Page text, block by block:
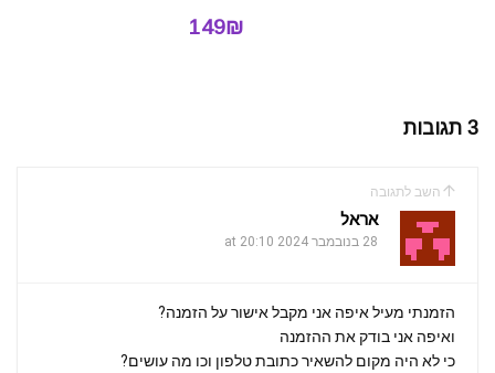
149₪
3 תגובות
השב לתגובה
אראל
28 בנובמבר 2024 at 20:10
הזמנתי מעיל איפה אני מקבל אישור על הזמנה?
ואיפה אני בודק את ההזמנה
כי לא היה מקום להשאיר כתובת טלפון וכו מה עושים?